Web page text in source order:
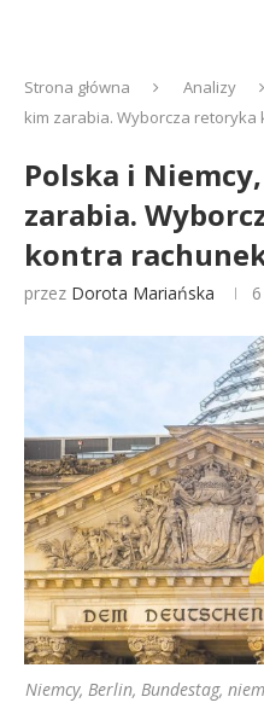
Strona główna Analizy
kim zarabia. Wyborcza
Polska i
zarabia.
kontra
przez Dorota Mariańska
Niemcy, Berlin, Bundestag,